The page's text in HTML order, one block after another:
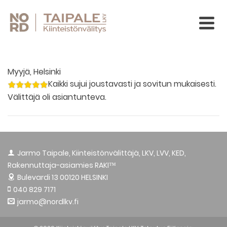
Myyjä, Helsinki
Kaikki sujui joustavasti ja sovitun mukaisesti.
Välittäjä oli asiantunteva.
Jarmo Taipale, Kiinteistönvälittäjä, LKV, LVV, KED,
Rakennuttaja-asiamies RAKI™
Bulevardi 13 00120 HELSINKI
040 829 7171
jarmo@nordlkv.fi